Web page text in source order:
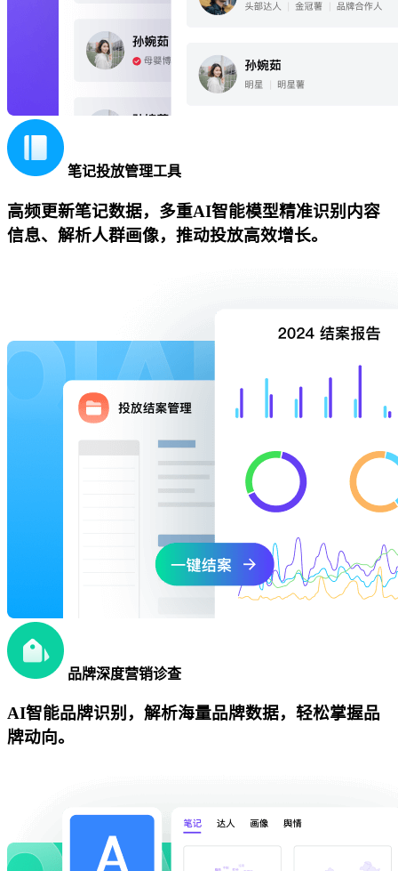
笔记投放管理工具
高频更新笔记数据，多重AI智能模型精准识别内容
信息、解析人群画像，推动投放高效增长。
品牌深度营销诊查
AI智能品牌识别，解析海量品牌数据，轻松掌握品
牌动向。